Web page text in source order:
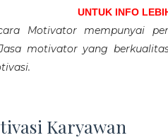
UNTUK INFO
Motivator mempunyai
motivator yang
Karyawan